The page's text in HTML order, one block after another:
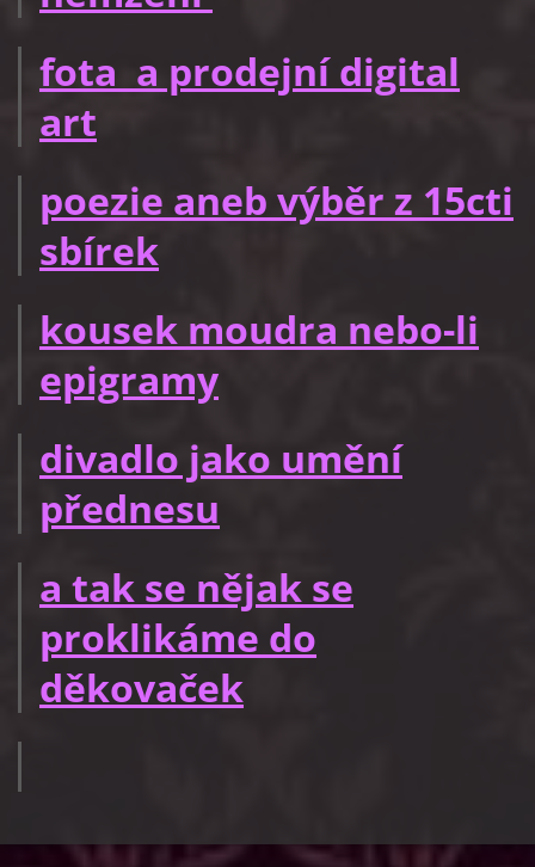
fota a prodejní digital
art
poezie aneb výběr z 15cti
sbírek
kousek moudra nebo-li
epigramy
divadlo jako umění
přednesu
a tak se nějak se
proklikáme do
děkovaček